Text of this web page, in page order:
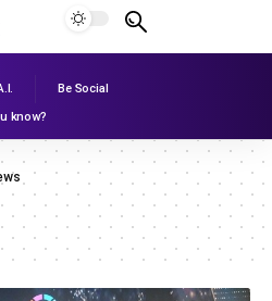
Be Social
know?